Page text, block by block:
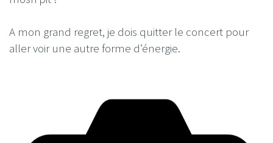
A mon grand regret, je dois quitter le concert pour
aller voir une autre forme d’énergie.